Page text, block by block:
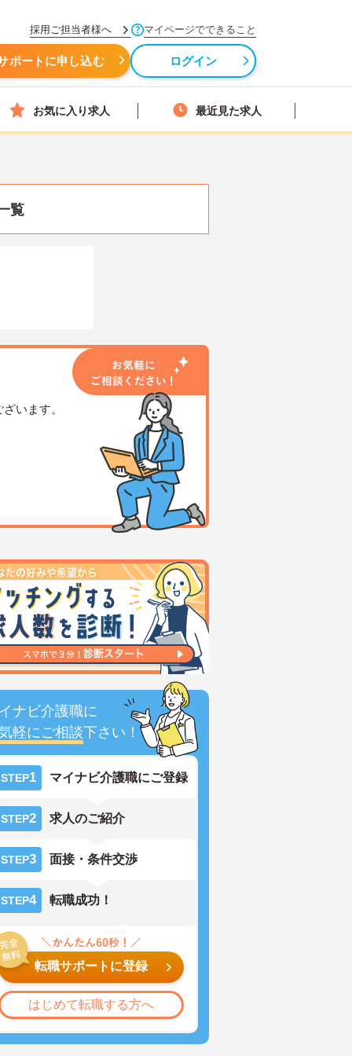
採用ご担当者様へ マイページでできること
ポートに申し込む ログイン
お気に入り求人 最近見た求人
覧
います。
ナビ介護職に
軽にご相談下さい！
STEP1 マイナビ介護職にご登録
STEP2 求人のご紹介
STEP3 面接・条件交渉
STEP4 転職成功！
転職サポートに登録
はじめて転職する方へ